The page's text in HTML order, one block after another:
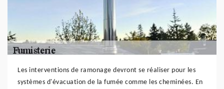
Les interventions de ramonage devront se réaliser pour les
systèmes d'évacuation de la fumée comme les cheminées. En